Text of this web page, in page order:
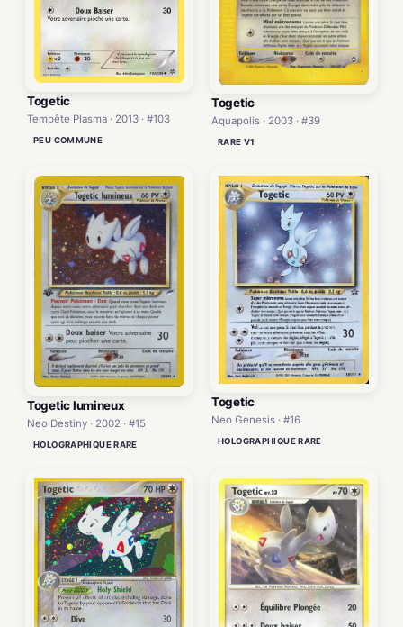
Togetic
Tempête Plasma · 2013 · #103
PEU COMMUNE
Togetic
Aquapolis · 2003 · #39
RARE V1
Togetic lumineux
Neo Destiny · 2002 · #15
HOLOGRAPHIQUE RARE
Togetic
Neo Genesis · #16
HOLOGRAPHIQUE RARE